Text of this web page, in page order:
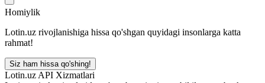
Homiylik
Lotin.uz rivojlanishiga hissa qo'shgan quyidagi insonlarga katta
rahmat!
Siz ham hissa qo'shing!
Lotin.uz API Xizmatlari